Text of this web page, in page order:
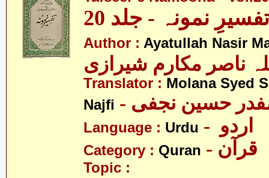
تفسیرِ نمونہ - جلد 20
Author : Ayatullah Nasir
ناصر مکارم شیرازی
Translator : Molana Syed
Najfi
صفدر حسین نجفی
Language : Urdu
Category : Quran - قرآن
Topic :